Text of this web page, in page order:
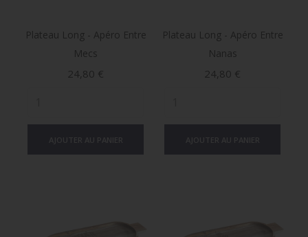
Plateau Long - Apéro Entre
Mecs
Prix
24,80 €
Plateau Long - Apéro Entre
Nanas
Prix
24,80 €